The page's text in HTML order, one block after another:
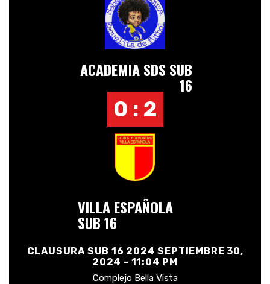
ACADEMIA SDS SUB
16
0 : 2
VILLA ESPAÑOLA
SUB 16
CLAUSURA SUB 16 2024 SEPTIEMBRE 30,
2024 - 11:04 PM
Complejo Bella Vista